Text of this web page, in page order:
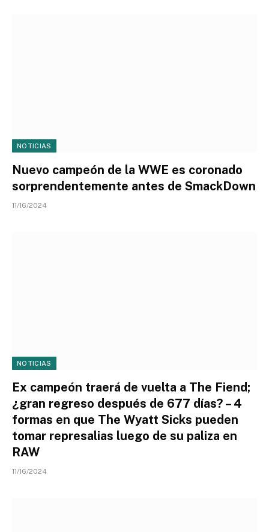
NOTICIAS
Nuevo campeón de la WWE es coronado
sorprendentemente antes de SmackDown
11/16/2024
NOTICIAS
Ex campeón traerá de vuelta a The Fiend;
¿gran regreso después de 677 días? – 4
formas en que The Wyatt Sicks pueden
tomar represalias luego de su paliza en
RAW
11/16/2024